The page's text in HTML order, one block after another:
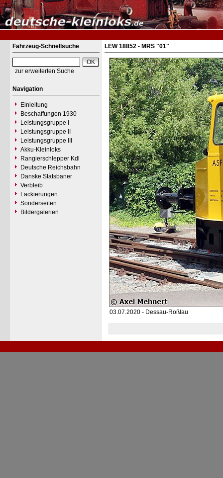
Fahrzeug-Schnellsuche
zur erweiterten Suche
Navigation
Einleitung
Beschaffungen 1930
Leistungsgruppe I
Leistungsgruppe II
Leistungsgruppe III
Akku-Kleinloks
Rangierschlepper Kdl
Deutsche Reichsbahn
Danske Statsbaner
Verbleib
Lackierungen
Sonderseiten
Bildergalerien
LEW 18852 - MRS "01"
03.07.2020 - Dessau-Roßlau